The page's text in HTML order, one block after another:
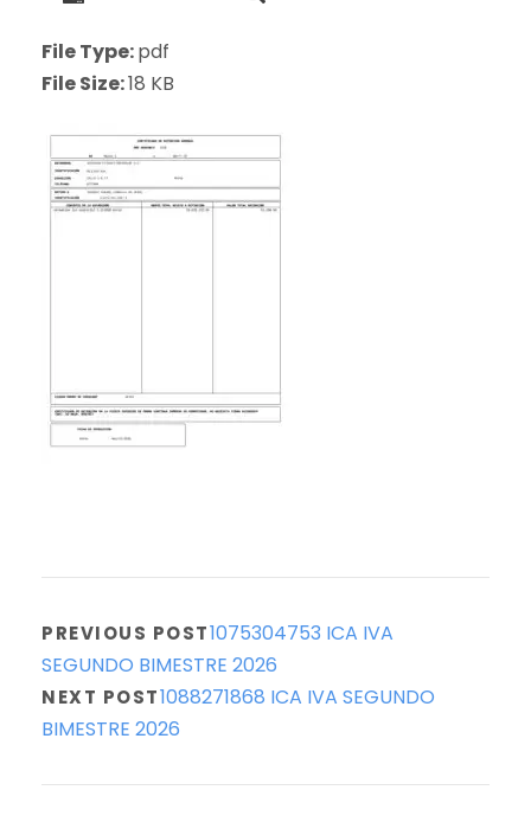
File Type:pdf
File Size:18 KB
PREVIOUS POST1075304753 ICA IVA
SEGUNDO BIMESTRE 2026
NEXT POST1088271868 ICA IVA SEGUNDO
BIMESTRE 2026